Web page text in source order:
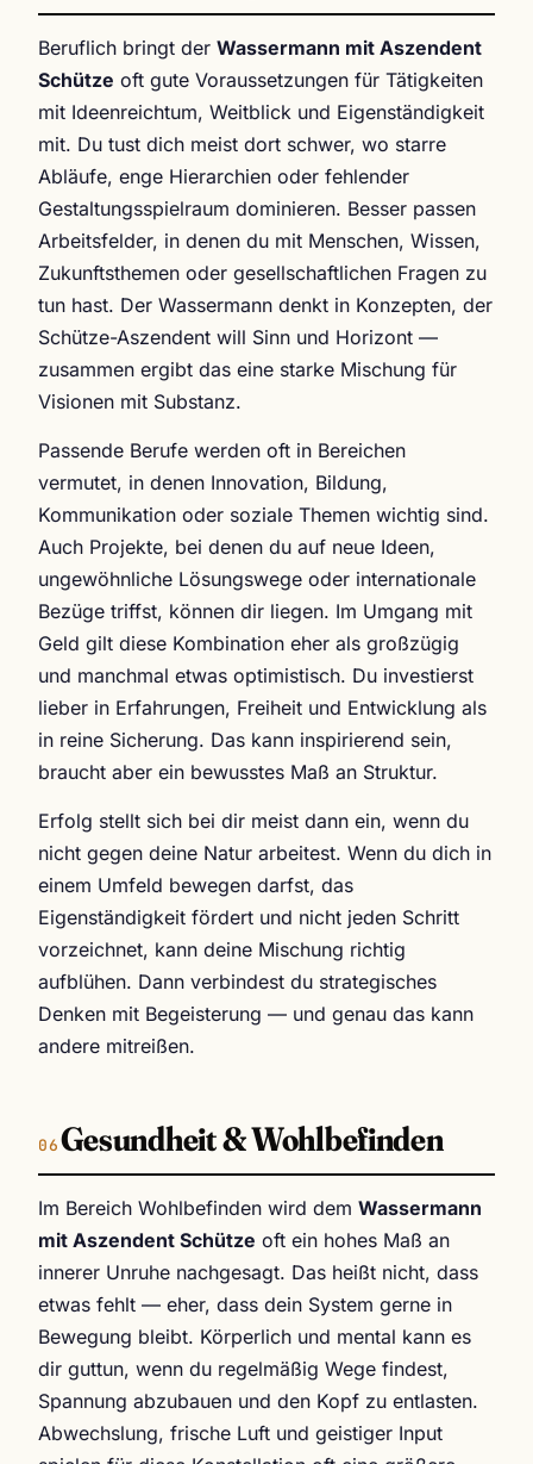
Beruflich bringt der Wassermann mit Aszendent
Schütze oft gute Voraussetzungen für Tätigkeiten
mit Ideenreichtum, Weitblick und Eigenständigkeit
mit. Du tust dich meist dort schwer, wo starre
Abläufe, enge Hierarchien oder fehlender
Gestaltungsspielraum dominieren. Besser passen
Arbeitsfelder, in denen du mit Menschen, Wissen,
Zukunftsthemen oder gesellschaftlichen Fragen zu
tun hast. Der Wassermann denkt in Konzepten, der
Schütze-Aszendent will Sinn und Horizont —
zusammen ergibt das eine starke Mischung für
Visionen mit Substanz.
Passende Berufe werden oft in Bereichen
vermutet, in denen Innovation, Bildung,
Kommunikation oder soziale Themen wichtig sind.
Auch Projekte, bei denen du auf neue Ideen,
ungewöhnliche Lösungswege oder internationale
Bezüge triffst, können dir liegen. Im Umgang mit
Geld gilt diese Kombination eher als großzügig
und manchmal etwas optimistisch. Du investierst
lieber in Erfahrungen, Freiheit und Entwicklung als
in reine Sicherung. Das kann inspirierend sein,
braucht aber ein bewusstes Maß an Struktur.
Erfolg stellt sich bei dir meist dann ein, wenn du
nicht gegen deine Natur arbeitest. Wenn du dich in
einem Umfeld bewegen darfst, das
Eigenständigkeit fördert und nicht jeden Schritt
vorzeichnet, kann deine Mischung richtig
aufblühen. Dann verbindest du strategisches
Denken mit Begeisterung — und genau das kann
andere mitreißen.
Gesundheit & Wohlbefinden
Im Bereich Wohlbefinden wird dem Wassermann
mit Aszendent Schütze oft ein hohes Maß an
innerer Unruhe nachgesagt. Das heißt nicht, dass
etwas fehlt — eher, dass dein System gerne in
Bewegung bleibt. Körperlich und mental kann es
dir guttun, wenn du regelmäßig Wege findest,
Spannung abzubauen und den Kopf zu entlasten.
Abwechslung, frische Luft und geistiger Input